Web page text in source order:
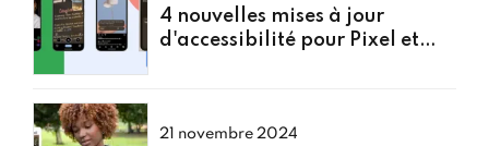
4 nouvelles mises à jour
d'accessibilité pour Pixel et
21 novembre 2024